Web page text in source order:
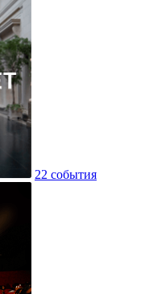
22 события